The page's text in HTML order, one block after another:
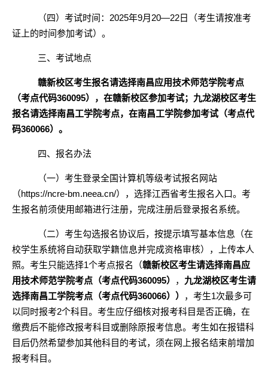
（四）考试时间： 2025年9月20—22日（考生请按准考
证上的时间参加考试）。
三、考试地点
赣新校区考生报名请选择南昌应用技术师范学院考点
（考点代码360095），在赣新校区参加考试；九龙湖校区考生
报名请选择南昌工学院考点，在南昌工学院参加考试（考点代
码360066）。
四、报名办法
（一）考生登录全国计算机等级考试报名网站
（https://ncre-bm.neea.cn/），选择江西省考生报名入口。考
生报名前须使用邮箱进行注册，完成注册后登录报名系统。
（二）考生勾选报名协议后，按提示填写基本信息（在
校学生系统将自动获取学籍信息并完成资格审核），上传本人
照。考生只能选择1个考点报名 （赣新校区考生请选择南昌应
用技术师范学院考点（考点代码360095） ， 九龙湖校区考生请
选择南昌工学院考点（考点代码360066）） ，考生1次最多可
以同时报考2个科目。考生应仔细核对报考科目是否正确，在
缴费后不能修改报考科目或删除原报考信息。考生如在报错科
目后仍然希望参加其他科目的考试，须在网上报名结束前增加
报考科目。